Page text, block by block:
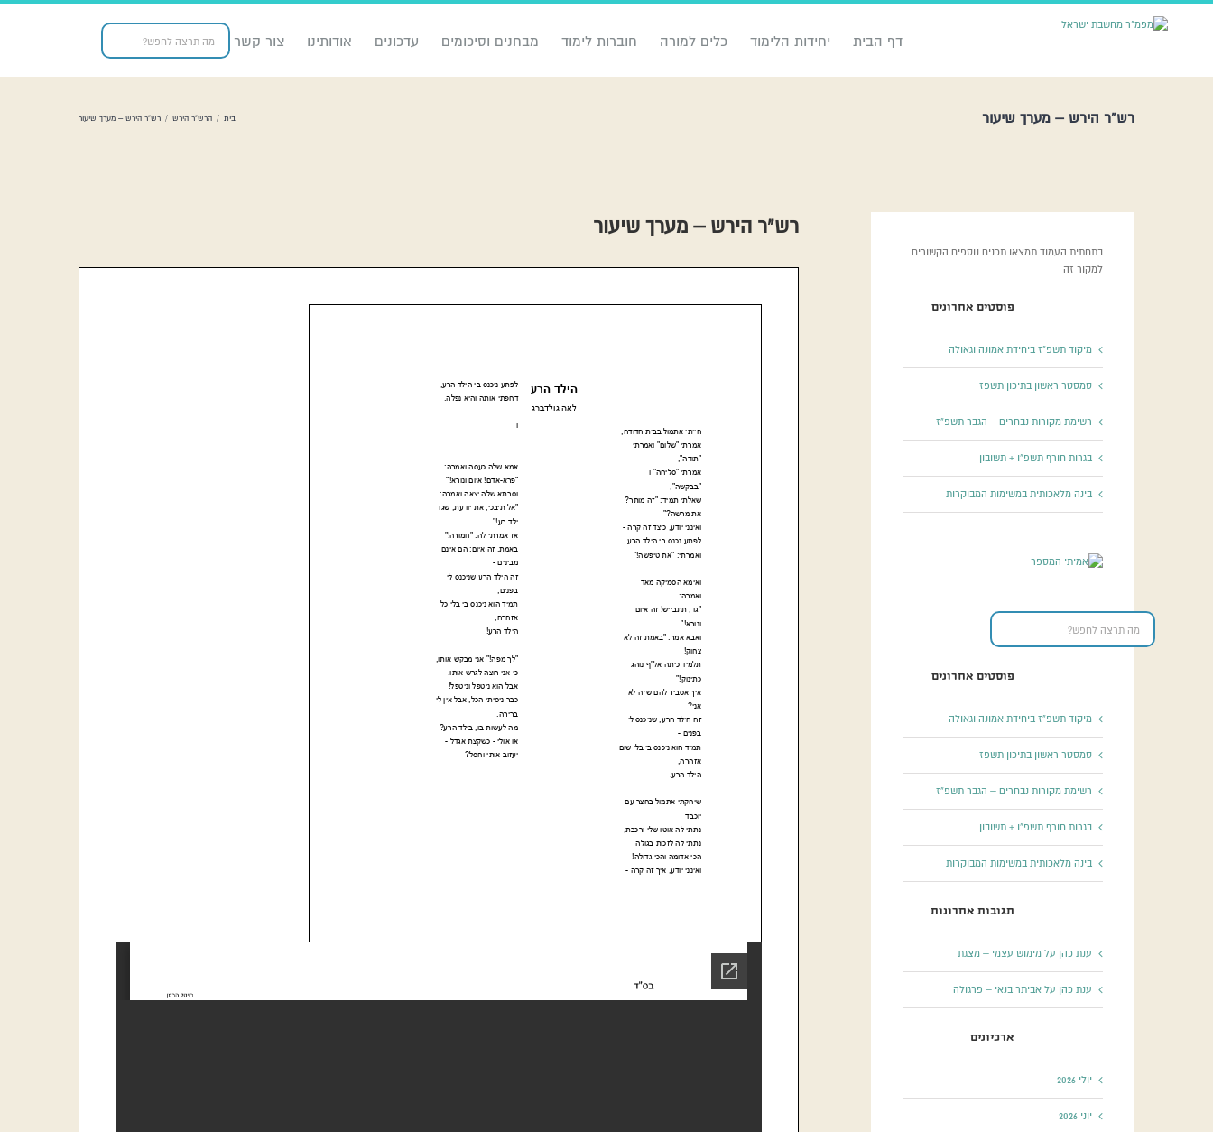
דף הבית יחידות הלימוד כלים למורה חוברות לימוד מבחנים וסיכומים עדכונים אודותינו צור קשר
רש”ר הירש – מערך שיעור בית / הרש"ר הירש / רש”ר הירש – מערך שיעור
רש”ר הירש – מערך שיעור
בתחתית העמוד תמצאו תכנים נוספים הקשורים
למקור זה
פוסטים אחרונים
מיקוד תשפ”ז ביחידת אמונה וגאולה
סמסטר ראשון בתיכון תשפז
רשימת מקורות נבחרים – הגבר תשפ”ז
בגרות חורף תשפ”ו + תשובון
בינה מלאכותית במשימות המבוקרות
פוסטים אחרונים
מיקוד תשפ”ז ביחידת אמונה וגאולה
סמסטר ראשון בתיכון תשפז
רשימת מקורות נבחרים – הגבר תשפ”ז
בגרות חורף תשפ”ו + תשובון
בינה מלאכותית במשימות המבוקרות
תגובות אחרונות
ענת כהן עלמימוש עצמי – מצגת
ענת כהן עלאביתר בנאי – פרגולה
ארכיונים
יולי 2026
יוני 2026